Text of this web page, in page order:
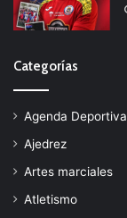
Categorías
Agenda Deportiva
Ajedrez
Artes marciales
Atletismo